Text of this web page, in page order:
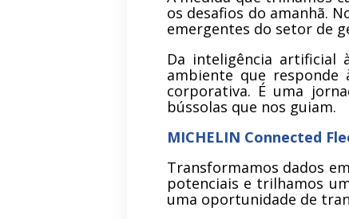
os desafios do amanhã.
emergentes do setor de
Da inteligência artificial
ambiente que
corporativa. É uma
bússolas que nos guiam.
MICHELIN Connected
Transformamos dados
potenciais e trilhamos
uma oportunidade de